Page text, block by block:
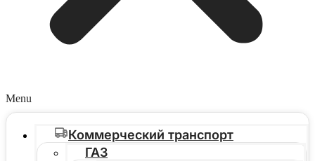
Menu
Коммерческий транспорт
ГАЗ